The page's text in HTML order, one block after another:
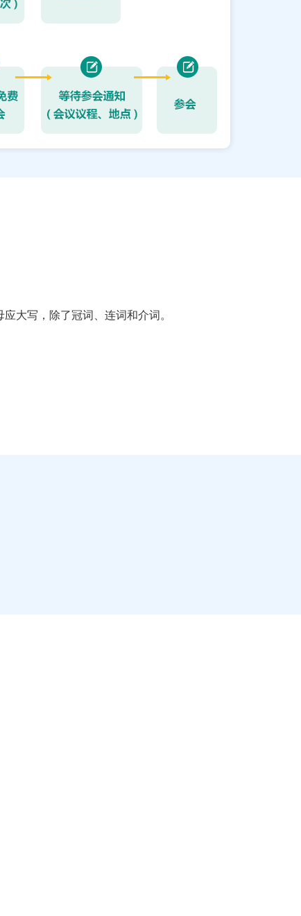
大写，除了冠词、连词和介词。